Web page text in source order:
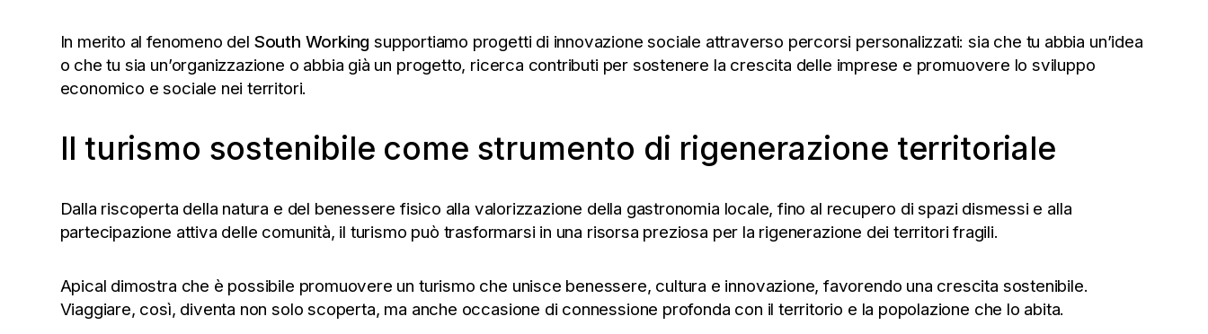
In merito al fenomeno del South Working supportiamo progetti di innovazione sociale attraverso percorsi personalizzati: sia che tu abbia un’idea
o che tu sia un’organizzazione o abbia già un progetto, ricerca contributi per sostenere la crescita delle imprese e promuovere lo sviluppo
economico e sociale nei territori.
Il turismo sostenibile come strumento di rigenerazione territoriale
Dalla riscoperta della natura e del benessere fisico alla valorizzazione della gastronomia locale, fino al recupero di spazi dismessi e alla
partecipazione attiva delle comunità, il turismo può trasformarsi in una risorsa preziosa per la rigenerazione dei territori fragili.
Apical dimostra che è possibile promuovere un turismo che unisce benessere, cultura e innovazione, favorendo una crescita sostenibile.
Viaggiare, così, diventa non solo scoperta, ma anche occasione di connessione profonda con il territorio e la popolazione che lo abita.